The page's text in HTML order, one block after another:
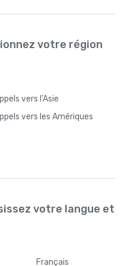
votre région
vers l’Asie
vers les Amériques
votre langue et
Français